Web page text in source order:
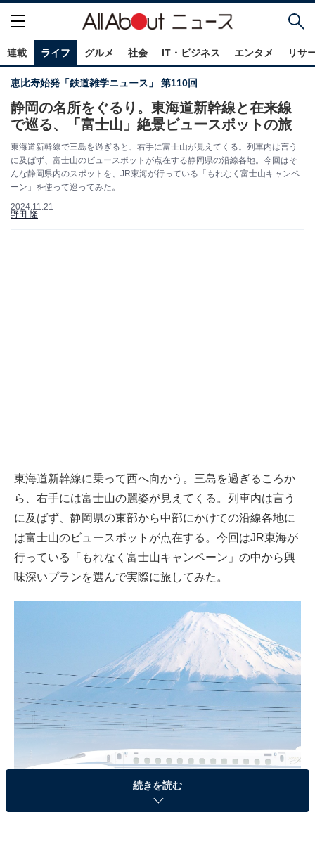
連載 ライフ グルメ 社会 IT・ビジネス エンタメ リサ
恵比寿始発「鉄道雑学ニュース」 第110回
静岡の名所をぐるり。東海道新幹線と在来線
で巡る、「富士山」絶景ビュースポットの旅
東海道新幹線で三島を過ぎると、右手に富士山が見えてくる。列車内は言う
に及ばず、富士山のビュースポットが点在する静岡県の沿線各地。今回はそ
んな静岡県内のスポットを、JR東海が行っている「もれなく富士山キャンペ
ーン」を使って巡ってみた。
2024.11.21
野田 隆
東海道新幹線に乗って西へ向かう。三島を過ぎるころか
ら、右手には富士山の麗姿が見えてくる。列車内は言う
に及ばず、静岡県の東部から中部にかけての沿線各地に
は富士山のビュースポットが点在する。今回はJR東海が
行っている「もれなく富士山キャンペーン」の中から興
味深いプランを選んで実際に旅してみた。
続きを読む